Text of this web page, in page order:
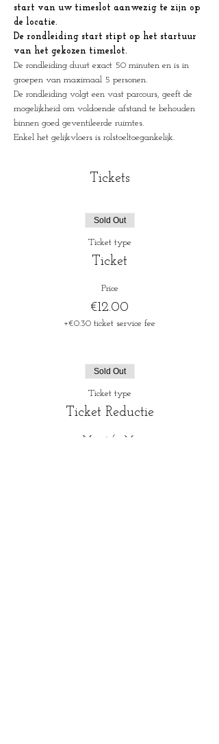
start van uw timeslot aanwezig te zijn op
de locatie.
De rondleiding start stipt op het startuur
van het gekozen timeslot.
De rondleiding duurt exact 50 minuten en is in
groepen van maximaal 5 personen.
De rondleiding volgt een vast parcours, geeft de
mogelijkheid om voldoende afstand te behouden
binnen goed geventileerde ruimtes.
Enkel het gelijkvloers is rolstoeltoegankelijk.
Tickets
Sold Out
Ticket type
Ticket
Price
€12.00
+€0.30 ticket service fee
Sold Out
Ticket type
Ticket Reductie
More info